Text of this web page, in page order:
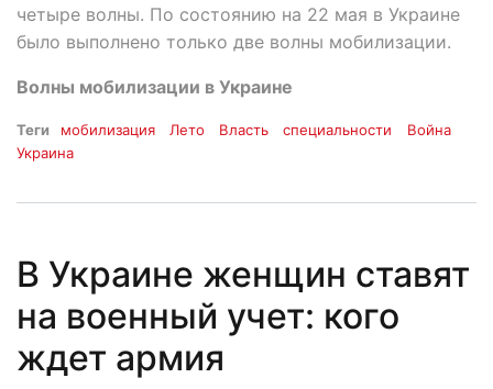
четыре волны. По состоянию на 22 мая в Украине
было выполнено только две волны мобилизации.
Волны мобилизации в Украине
Теги мобилизация Лето Власть специальности
Война
Украина
В Украине женщин ставят
на военный учет: кого
ждет армия